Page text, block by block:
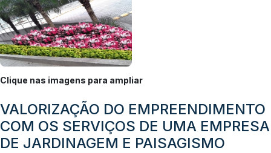
Clique nas imagens para ampliar
VALORIZAÇÃO DO EMPREENDIMENTO
COM OS SERVIÇOS DE UMA EMPRESA
DE JARDINAGEM E PAISAGISMO